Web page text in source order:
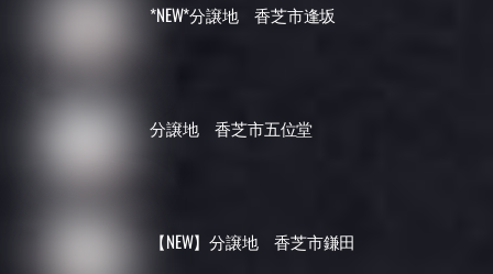
*NEW*分譲地 香芝市逢坂
分譲地 香芝市五位堂
【NEW】分譲地 香芝市鎌田